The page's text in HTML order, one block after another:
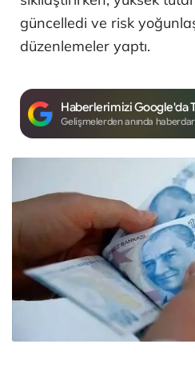
güncelledi ve risk
düzenlemeler yaptı.
Haberlerimizi Google'da
Gelişmelerden anında